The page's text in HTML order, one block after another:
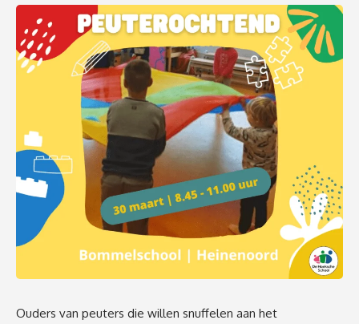
Ouders van peuters die willen snuffelen aan het